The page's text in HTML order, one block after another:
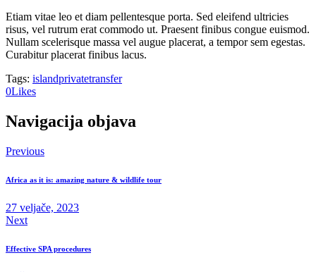
Etiam vitae leo et diam pellentesque porta. Sed eleifend ultricies
risus, vel rutrum erat commodo ut. Praesent finibus congue euismod.
Nullam scelerisque massa vel augue placerat, a tempor sem egestas.
Curabitur placerat finibus lacus.
Tags: islandprivatetransfer
0Likes
Navigacija objava
Previous
Africa as it is: amazing nature & wildlife tour
27 veljače, 2023
Next
Effective SPA procedures